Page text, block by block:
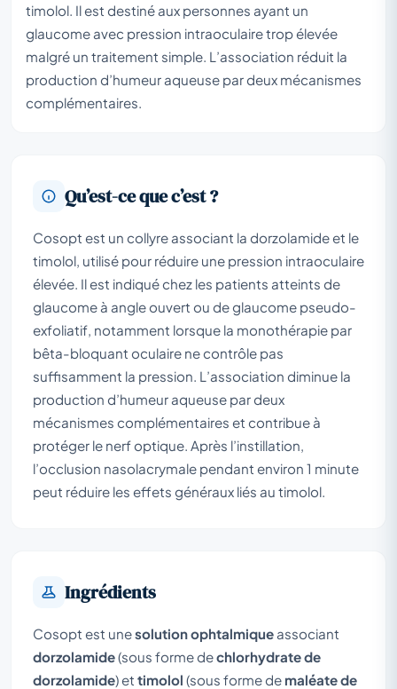
timolol. Il est destiné aux personnes ayant un
glaucome avec pression intraoculaire trop élevée
malgré un traitement simple. L’association réduit la
production d’humeur aqueuse par deux mécanismes
complémentaires.
Qu’est-ce que c’est ?
Cosopt est un collyre associant la dorzolamide et le
timolol, utilisé pour réduire une pression intraoculaire
élevée. Il est indiqué chez les patients atteints de
glaucome à angle ouvert ou de glaucome pseudo-
exfoliatif, notamment lorsque la monothérapie par
bêta-bloquant oculaire ne contrôle pas
suffisamment la pression. L’association diminue la
production d’humeur aqueuse par deux
mécanismes complémentaires et contribue à
protéger le nerf optique. Après l’instillation,
l’occlusion nasolacrymale pendant environ 1 minute
peut réduire les effets généraux liés au timolol.
Ingrédients
Cosopt est unesolution ophtalmique associant
dorzolamide(sous forme dechlorhydrate de
dorzolamide) et timolol (sous forme de maléate de